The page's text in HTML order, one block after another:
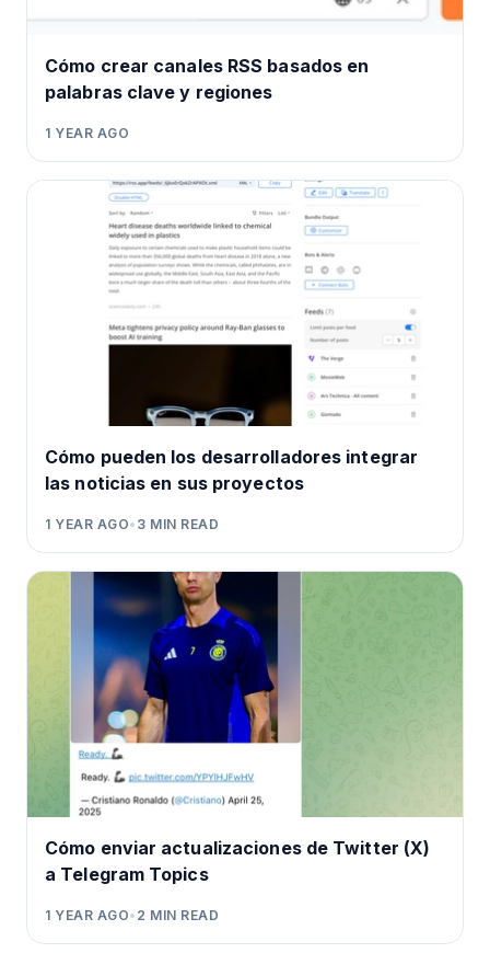
Cómo crear canales RSS basados en
palabras clave y regiones
1 YEAR AGO
Cómo pueden los desarrolladores integrar
las noticias en sus proyectos
1 YEAR AGO• 3 MIN READ
Cómo enviar actualizaciones de Twitter (X)
a Telegram Topics
1 YEAR AGO• 2 MIN READ